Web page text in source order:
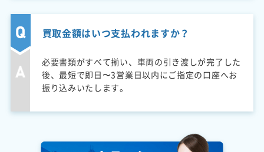
買取金額はいつ支払われますか？
必要書類がすべて揃い、車両の引き渡しが完了した
後、最短で即日〜3営業日以内にご指定の口座へお
振り込みいたします。